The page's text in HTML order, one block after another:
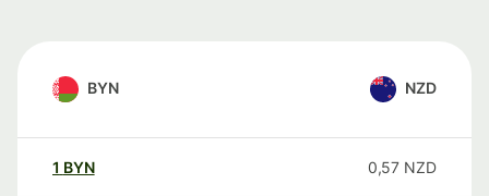
BYN NZD
1 BYN 0,57 NZD